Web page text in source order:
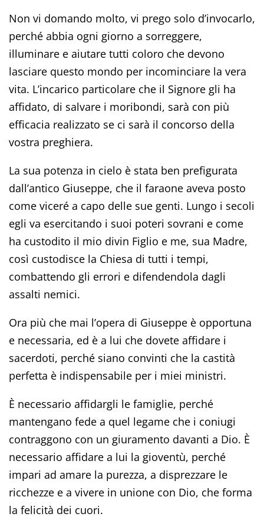
Non vi domando molto, vi prego solo d’invocarlo,
perché abbia ogni giorno a sorreggere,
illuminare e aiutare tutti coloro che devono
lasciare questo mondo per incominciare la vera
vita. L’incarico particolare che il Signore gli ha
affidato, di salvare i moribondi, sarà con più
efficacia realizzato se ci sarà il concorso della
vostra preghiera.
La sua potenza in cielo è stata ben prefigurata
dall’antico Giuseppe, che il faraone aveva posto
come viceré a capo delle sue genti. Lungo i secoli
egli va esercitando i suoi poteri sovrani e come
ha custodito il mio divin Figlio e me, sua Madre,
così custodisce la Chiesa di tutti i tempi,
combattendo gli errori e difendendola dagli
assalti nemici.
Ora più che mai l’opera di Giuseppe è opportuna
e necessaria, ed è a lui che dovete affidare i
sacerdoti, perché siano convinti che la castità
perfetta è indispensabile per i miei ministri.
È necessario affidargli le famiglie, perché
mantengano fede a quel legame che i coniugi
contraggono con un giuramento davanti a Dio. È
necessario affidare a lui la gioventù, perché
impari ad amare la purezza, a disprezzare le
ricchezze e a vivere in unione con Dio, che forma
la felicità dei cuori.